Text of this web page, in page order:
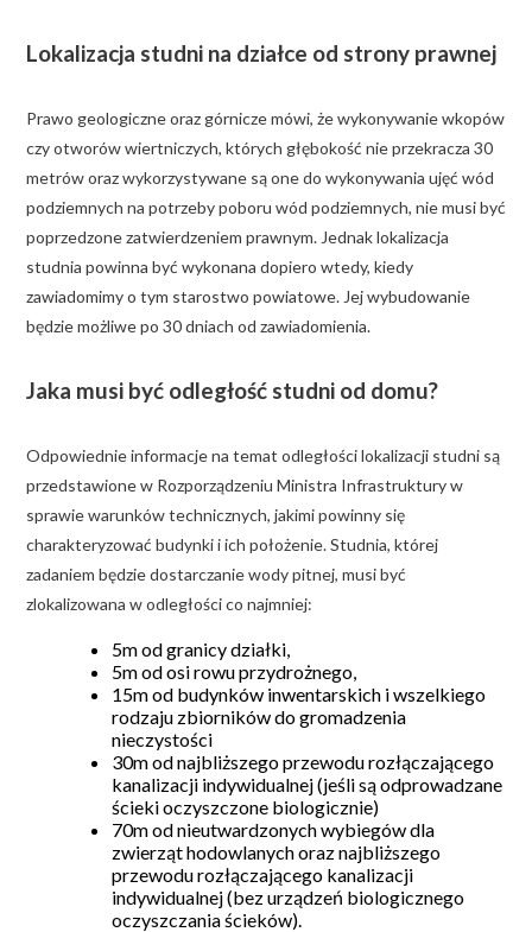
Lokalizacja studni na działce od strony prawnej
Prawo geologiczne oraz górnicze mówi, że wykonywanie wkopów
czy otworów wiertniczych, których głębokość nie przekracza 30
metrów oraz wykorzystywane są one do wykonywania ujęć wód
podziemnych na potrzeby poboru wód podziemnych, nie musi być
poprzedzone zatwierdzeniem prawnym. Jednak lokalizacja
studnia powinna być wykonana dopiero wtedy, kiedy
zawiadomimy o tym starostwo powiatowe. Jej wybudowanie
będzie możliwe po 30 dniach od zawiadomienia.
Jaka musi być odległość studni od domu?
Odpowiednie informacje na temat odległości lokalizacji studni są
przedstawione w Rozporządzeniu Ministra Infrastruktury w
sprawie warunków technicznych, jakimi powinny się
charakteryzować budynki i ich położenie. Studnia, której
zadaniem będzie dostarczanie wody pitnej, musi być
zlokalizowana w odległości co najmniej:
5m od granicy działki,
5m od osi rowu przydrożnego,
15m od budynków inwentarskich i wszelkiego
rodzaju zbiorników do gromadzenia
nieczystości
30m od najbliższego przewodu rozłączającego
kanalizacji indywidualnej (jeśli są odprowadzane
ścieki oczyszczone biologicznie)
70m od nieutwardzonych wybiegów dla
zwierząt hodowlanych oraz najbliższego
przewodu rozłączającego kanalizacji
indywidualnej (bez urządzeń biologicznego
oczyszczania ścieków).